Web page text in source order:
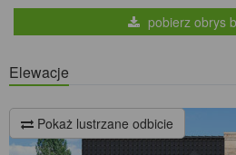
pobierz obrys
Elewacje
Pokaż lustrzane odbicie